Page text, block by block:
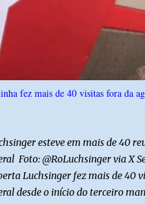
e ressaltou a importância da
defendendo a
da família, o combate à
às drogas e a proteção da
Assembleia de Deus no Rio
Deus possui uma das maiores
fez mais de 40 visitas fora da
esteve em mais de 40
Foto: @RoLuchsinger via X
Luchsinger fez mais de 40
desde o início do terceiro